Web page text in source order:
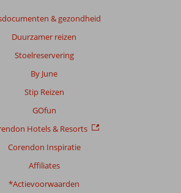
& gezondheid
Duurzamer reizen
Stoelreservering
By June
Stip Reizen
GOfun
Hotels & Resorts
Corendon Inspiratie
Affiliates
*Actievoorwaarden